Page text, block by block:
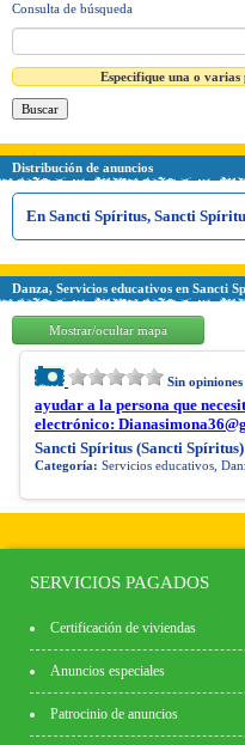
Consulta de búsqueda
Especifique una o varias
Distribución de anuncios
En Sancti Spíritus, Sancti
Danza, Servicios educativos en Sancti
Mostrar/ocultar mapa
Sin opiniones
ayudar a la persona que
electrónico:
Sancti Spíritus (Sancti Spíritus)
Categoría: Servicios educativos,
SERVICIOS PAGADOS
Certificación de viviendas
Anuncios especiales
Patrocinio de anuncios